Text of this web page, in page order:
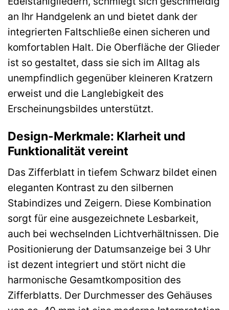
an Ihr Handgelenk an und bietet dank der
integrierten Faltschließe einen sicheren und
komfortablen Halt. Die Oberfläche der Glieder
ist so gestaltet, dass sie sich im Alltag als
unempfindlich gegenüber kleineren Kratzern
erweist und die Langlebigkeit des
Erscheinungsbildes unterstützt.
Design-Merkmale: Klarheit und
Funktionalität vereint
Das Zifferblatt in tiefem Schwarz bildet einen
eleganten Kontrast zu den silbernen
Stabindizes und Zeigern. Diese Kombination
sorgt für eine ausgezeichnete Lesbarkeit,
auch bei wechselnden Lichtverhältnissen. Die
Positionierung der Datumsanzeige bei 3 Uhr
ist dezent integriert und stört nicht die
harmonische Gesamtkomposition des
Zifferblatts. Der Durchmesser des Gehäuses